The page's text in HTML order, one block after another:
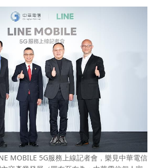
MOBILE 5G服務上線記者會，樂見中華電信